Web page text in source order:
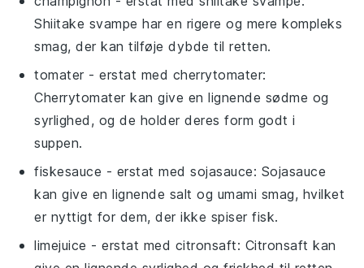
Shiitake svampe har en rigere og mere kompleks
smag, der kan tilføje dybde til retten.
tomater - erstat med cherrytomater:
Cherrytomater kan give en lignende sødme og
syrlighed, og de holder deres form godt i
suppen.
fiskesauce - erstat medsojasauce: Sojasauce
kan give en lignende salt og umami smag, hvilket
er nyttigt for dem, der ikke spiser fisk.
limejuice - erstat med citronsaft: Citronsaft kan